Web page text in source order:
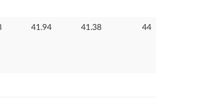
41.94 41.38 44